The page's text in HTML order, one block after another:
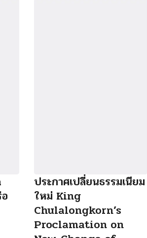
ประกาศเปลี่ยนธรรมเนียม
ใหม่ King
Chulalongkorn’s
Proclamation on